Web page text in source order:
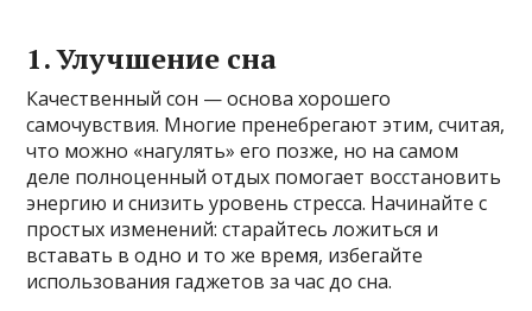
1. Улучшение сна
Качественный сон — основа хорошего
самочувствия. Многие пренебрегают этим, считая,
что можно «нагулять» его позже, но на самом
деле полноценный отдых помогает восстановить
энергию и снизить уровень стресса. Начинайте с
простых изменений: старайтесь ложиться и
вставать в одно и то же время, избегайте
использования гаджетов за час до сна.